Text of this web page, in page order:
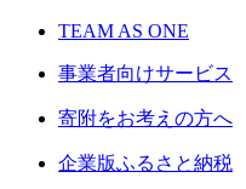
TEAM AS ONE
事業者向けサービス
寄附をお考えの方へ
企業版ふるさと納税